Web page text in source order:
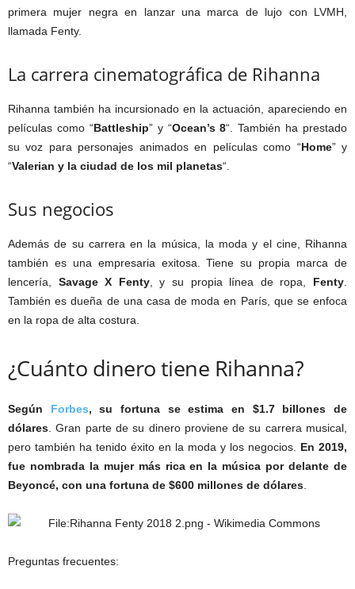
primera mujer negra en lanzar una marca de lujo con LVMH,
llamada Fenty.
La carrera cinematográfica de Rihanna
Rihanna también ha incursionado en la actuación, apareciendo en
películas como “Battleship” y “Ocean’s 8“. También ha prestado
su voz para personajes animados en películas como “Home” y
“Valerian y la ciudad de los mil planetas“.
Sus negocios
Además de su carrera en la música, la moda y el cine, Rihanna
también es una empresaria exitosa. Tiene su propia marca de
lencería,
Savage X Fenty, y su propia línea de ropa, Fenty
También es dueña de una casa de moda en París, que se enfoca
en la ropa de alta costura.
¿Cuánto dinero tiene Rihanna?
Según Forbes, su fortuna se estima en $1.7 billones de
dólares . Gran parte de su dinero proviene de su carrera musical,
pero también ha tenido éxito en la moda y los negocios. En 2019,
fue nombrada la mujer más rica en la música por delante de
Beyoncé, con una fortuna de $600 millones de dólares
Preguntas frecuentes: